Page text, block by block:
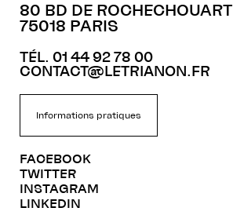
80 BD DE ROCHECHOUART
75018 PARIS
TÉL. 01 44 92 78 00
CONTACT@LETRIANON.FR
Informations pratiques
FACEBOOK
TWITTER
INSTAGRAM
LINKEDIN